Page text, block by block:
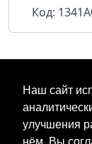
Наш сайт
улучшения
Код: